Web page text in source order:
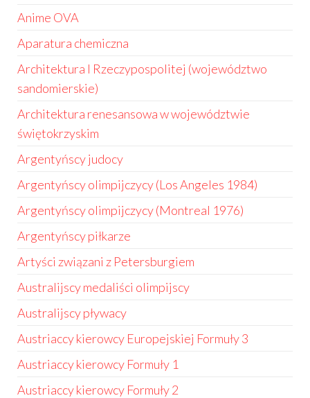
Anime OVA
Aparatura chemiczna
Architektura I Rzeczypospolitej (województwo
sandomierskie)
Architektura renesansowa w województwie
świętokrzyskim
Argentyńscy judocy
Argentyńscy olimpijczycy (Los Angeles 1984)
Argentyńscy olimpijczycy (Montreal 1976)
Argentyńscy piłkarze
Artyści związani z Petersburgiem
Australijscy medaliści olimpijscy
Australijscy pływacy
Austriaccy kierowcy Europejskiej Formuły 3
Austriaccy kierowcy Formuły 1
Austriaccy kierowcy Formuły 2